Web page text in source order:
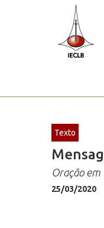
Texto
Oração em
25/03/2020